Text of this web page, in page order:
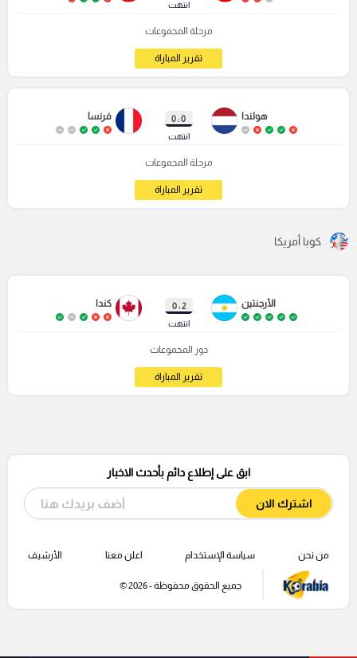
انتهت
مرحلة المجموعات
تقرير المباراة
هولندا
0 : 0
انتهت
فرنسا
مرحلة المجموعات
تقرير المباراة
كوبا أمريكا
الأرجنتين
2 : 0
انتهت
كندا
دور المجموعات
تقرير المباراة
ابق على إطلاع دائم بأحدث الاخبار
اشترك الان
من نحن سياسة الإستخدام اعلن معنا الأرشيف
جميع الحقوق محفوظة - 2026 ©